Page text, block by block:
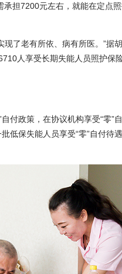
担7200元左右，就能在定点
老有所依、病有所医。”据
人享受长期失能人员照护保
政策，在协议机构享受“零”
低保失能人员享受“零”自付待